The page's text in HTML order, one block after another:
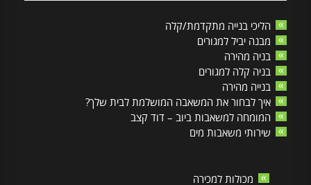
הליכי בנייה מתקדמת/קלה
מבנה יביל למגורים
בניה מהירה
בניה קלה למגורים
בנייה מהירה
איך לבחור את המשאבה המושלמת לבית שלך?
המומחה למשאבות ביוב – דוד קצב
שירותי משאבות מים
מכולות למכירה